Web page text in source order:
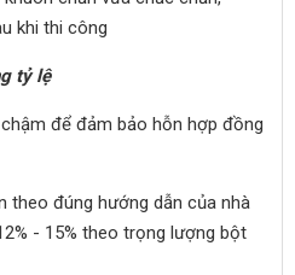
khi thi công
tỷ lệ
để đảm bảo hỗn hợp đồng
theo đúng hướng dẫn của nhà
- 15% theo trọng lượng bột